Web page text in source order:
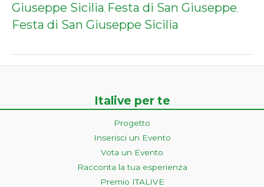
Giuseppe Sicilia, Festa di San Giuseppe,
Festa di San Giuseppe Sicilia
Italive per te
Progetto
Inserisci un Evento
Vota un Evento
Racconta la tua esperienza
Premio ITALIVE